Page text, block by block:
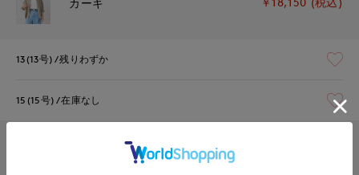
カーキ
13(13号) 残りわずか
15(15号) 在庫なし